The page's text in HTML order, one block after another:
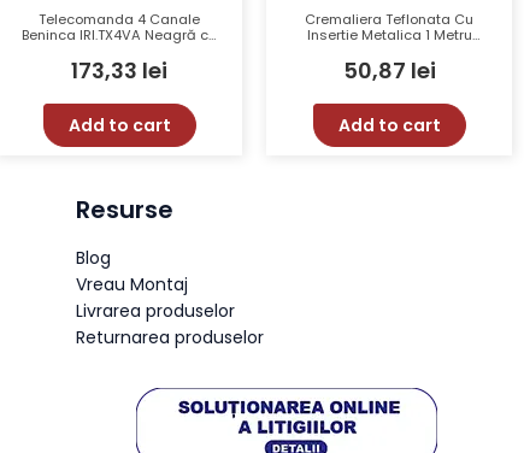
Telecomanda 4 Canale
Beninca IRI.TX4VA Neagră cu
ARC și Rolling Code
433.92MHz
173,33 lei
Add to cart
Cremaliera Teflonata Cu
Insertie Metalica 1 Metru
50,87 lei
Add to cart
Resurse
Blog
Vreau Montaj
Livrarea produselor
Returnarea produselor